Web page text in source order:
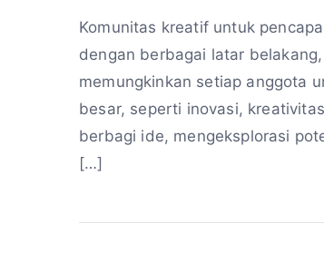
Komunitas kreatif untuk
dengan berbagai latar
memungkinkan setiap anggota
besar, seperti inovasi,
berbagi ide, mengeksplorasi
[…]